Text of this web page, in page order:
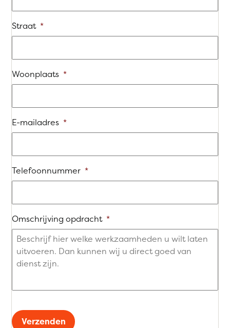
Straat *
Woonplaats *
E-mailadres *
Telefoonnummer *
Omschrijving opdracht *
Verzenden